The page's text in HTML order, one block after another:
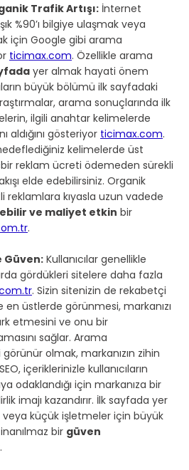
Trafik Artışı: İnternet
%90’ı bilgiye ulaşmak veya
için Google gibi arama
ticimax.com. Özellikle arama
yer almak hayati önem
büyük bölümü ilk sayfadaki
arama sonuçlarında ilk
ilgili anahtar kelimelerde
aldığını gösteriyor ticimax.com.
kelimelerde üst
reklam ücreti ödemeden sürekli
elde edebilirsiniz. Organik
kıyasla uzun vadede
ve maliyet etkin bir
.
Güven: Kullanıcılar genellikle
gördükleri sitelere daha fazla
. Sizin sitenizin de rekabetçi
üstlerde görünmesi, markanızı
etmesini ve onu bir
sağlar. Arama
olmak, markanızın zihin
içeriklerinizle kullanıcıların
odaklandığı için markanıza bir
imajı kazandırır. İlk sayfada yer
veya küçük işletmeler için büyük
bir güven